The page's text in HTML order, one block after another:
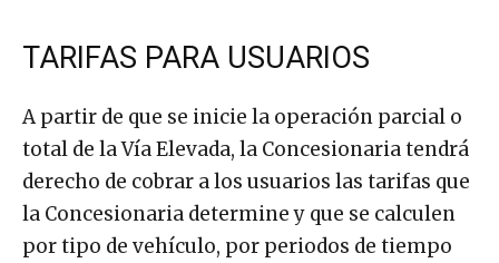
TARIFAS PARA USUARIOS
A partir de que se inicie la operación parcial o
total de la Vía Elevada, la Concesionaria tendrá
derecho de cobrar a los usuarios las tarifas que
la Concesionaria determine y que se calculen
por tipo de vehículo, por periodos de tiempo